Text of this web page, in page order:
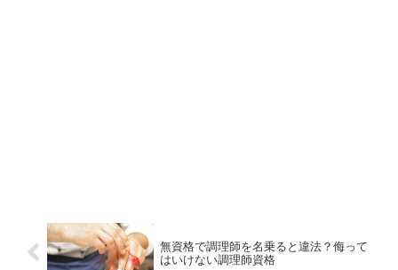
無資格で調理師を名乗ると違法？侮って
はいけない調理師資格